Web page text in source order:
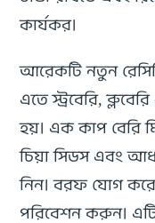
কার্যকর।
আরেকটি নতুন
এতে স্ট্রবেরি,
হয়। এক কাপ বেরি
চিয়া সিডস এবং
নিন। বরফ যোগ করে
পরিবেশন করুন। এটি